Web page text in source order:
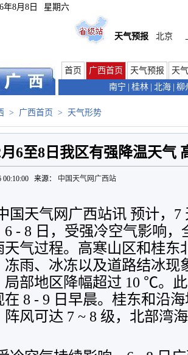
年8月8日 星期六
天气预报 北京
首页 广西首页 天气预报
天
南宁
桂林 北海 柳
> 广西首页 > 天气形势
6至8日我区有强降温天气
00:10:00 来源： 中国天气网广西站
国天气网广西站讯 预计，
6 - 8 日，受强冷空气影响
天气过程。高寒山区和桂东
冻雨、冰冻以及道路结冰现
部地区降幅超过 10 ℃。
在 8 - 9 日早晨。桂东和沿
阵风可达 7 ~ 8 级，北部湾